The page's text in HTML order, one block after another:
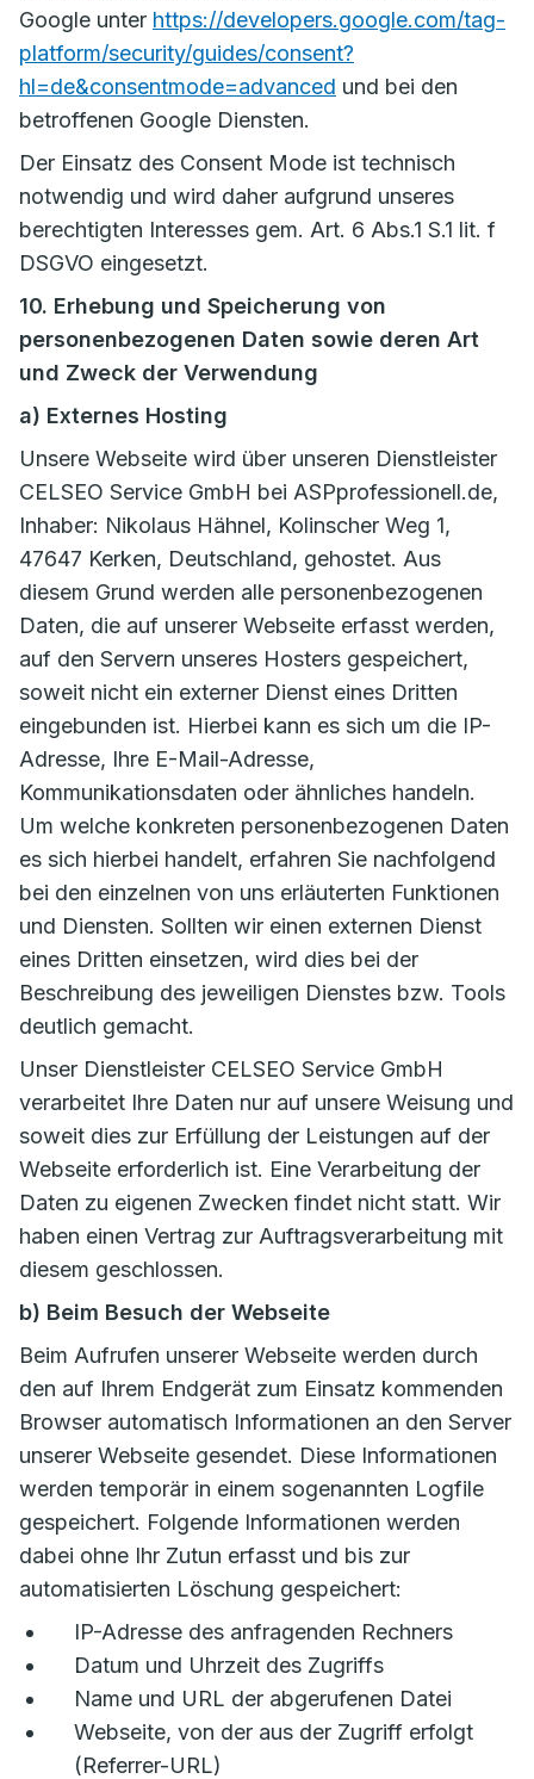
Google unter https://developers.google.com/tag-
platform/security/guides/consent?
hl=de&consentmode=advanced und bei den
betroffenen Google Diensten.
Der Einsatz des Consent Mode ist technisch
notwendig und wird daher aufgrund unseres
berechtigten Interesses gem. Art. 6 Abs.1 S.1 lit. f
DSGVO eingesetzt.
10. Erhebung und Speicherung von
personenbezogenen Daten sowie deren Art
und Zweck der Verwendung
a) Externes Hosting
Unsere Webseite wird über unseren Dienstleister
CELSEO Service GmbH bei ASPprofessionell.de,
Inhaber: Nikolaus Hähnel, Kolinscher Weg 1,
47647 Kerken, Deutschland, gehostet. Aus
diesem Grund werden alle personenbezogenen
Daten, die auf unserer Webseite erfasst werden,
auf den Servern unseres Hosters gespeichert,
soweit nicht ein externer Dienst eines Dritten
eingebunden ist. Hierbei kann es sich um die IP-
Adresse, Ihre E-Mail-Adresse,
Kommunikationsdaten oder ähnliches handeln.
Um welche konkreten personenbezogenen Daten
es sich hierbei handelt, erfahren Sie nachfolgend
bei den einzelnen von uns erläuterten Funktionen
und Diensten. Sollten wir einen externen Dienst
eines Dritten einsetzen, wird dies bei der
Beschreibung des jeweiligen Dienstes bzw. Tools
deutlich gemacht.
Unser Dienstleister CELSEO Service GmbH
verarbeitet Ihre Daten nur auf unsere Weisung und
soweit dies zur Erfüllung der Leistungen auf der
Webseite erforderlich ist. Eine Verarbeitung der
Daten zu eigenen Zwecken findet nicht statt. Wir
haben einen Vertrag zur Auftragsverarbeitung mit
diesem geschlossen.
b) Beim Besuch der Webseite
Beim Aufrufen unserer Webseite werden durch
den auf Ihrem Endgerät zum Einsatz kommenden
Browser automatisch Informationen an den Server
unserer Webseite gesendet. Diese Informationen
werden temporär in einem sogenannten Logfile
gespeichert. Folgende Informationen werden
dabei ohne Ihr Zutun erfasst und bis zur
automatisierten Löschung gespeichert:
IP-Adresse des anfragenden Rechners
Datum und Uhrzeit des Zugriffs
Name und URL der abgerufenen Datei
Webseite, von der aus der Zugriff erfolgt
(Referrer-URL)